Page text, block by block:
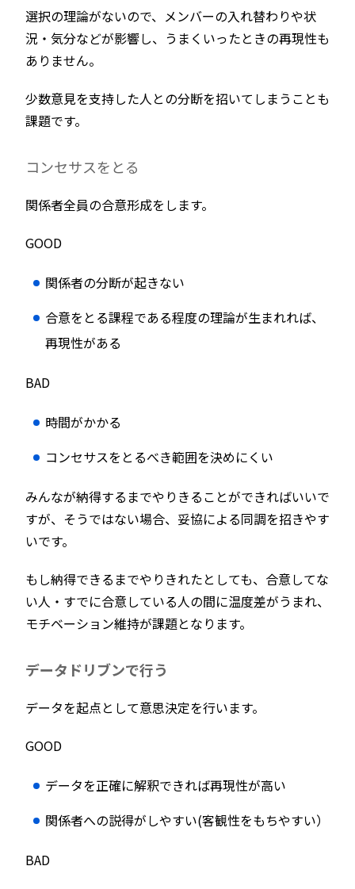
選択の理論がないので、メンバーの入れ替わりや状
況・気分などが影響し、うまくいったときの再現性も
ありません。
少数意見を支持した人との分断を招いてしまうことも
課題です。
コンセサスをとる
関係者全員の合意形成をします。
GOOD
関係者の分断が起きない
合意をとる課程である程度の理論が生まれれば、
再現性がある
BAD
時間がかかる
コンセサスをとるべき範囲を決めにくい
みんなが納得するまでやりきることができればいいで
すが、そうではない場合、妥協による同調を招きやす
いです。
もし納得できるまでやりきれたとしても、合意してな
い人・すでに合意している人の間に温度差がうまれ、
モチベーション維持が課題となります。
データドリブンで行う
データを起点として意思決定を行います。
GOOD
データを正確に解釈できれば再現性が高い
関係者への説得がしやすい(客観性をもちやすい）
BAD